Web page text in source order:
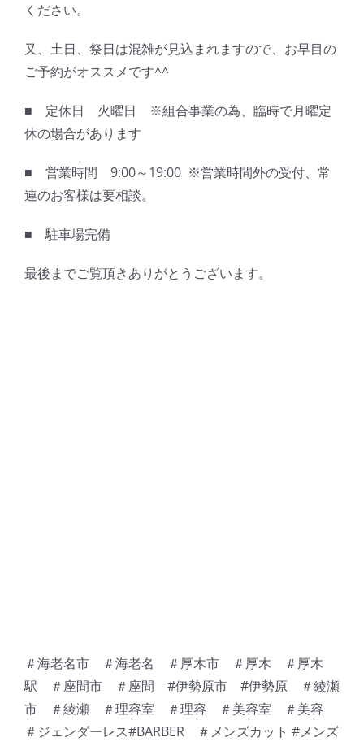
ください。
又、土日、祭日は混雑が見込まれますので、お早目の
ご予約がオススメです^^
■ 定休日 火曜日 ※組合事業の為、臨時で月曜定
休の場合があります
■ 営業時間 9:00～19:00 ※営業時間外の受付、常
連のお客様は要相談。
■ 駐車場完備
最後までご覧頂きありがとうございます。
＃海老名市 ＃海老名 ＃厚木市 ＃厚木 ＃厚木
駅 ＃座間市 ＃座間 #伊勢原市 #伊勢原 ＃綾瀬
市 ＃綾瀬 ＃理容室 ＃理容 ＃美容室 ＃美容
＃ジェンダーレス#BARBER ＃メンズカット #メンズ